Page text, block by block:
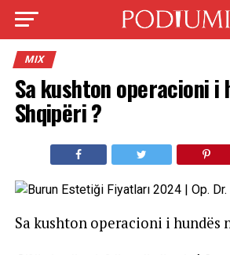
MIX
Sa kushton operacioni i
Shqipëri ?
Sa kushton operacioni i hundës